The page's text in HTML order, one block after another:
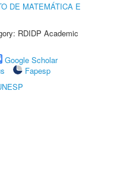
DE MATEMÁTICA E
RDIDP Academic
Google Scholar
Fapesp